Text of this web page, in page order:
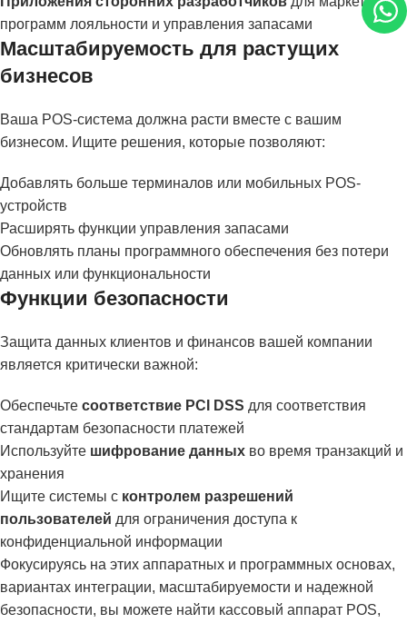
программ лояльности и управления запасами
Масштабируемость для растущих
бизнесов
Ваша POS-система должна расти вместе с вашим
бизнесом. Ищите решения, которые позволяют:
Добавлять больше терминалов или мобильных POS-
устройств
Расширять функции управления запасами
Обновлять планы программного обеспечения без потери
данных или функциональности
Функции безопасности
Защита данных клиентов и финансов вашей компании
является критически важной:
Обеспечьте соответствие PCI DSS для соответствия
стандартам безопасности платежей
Используйте шифрование данных во время транзакций и
хранения
Ищите системы с контролем разрешений
пользователей для ограничения доступа к
конфиденциальной информации
Фокусируясь на этих аппаратных и программных основах,
вариантах интеграции, масштабируемости и надежной
безопасности, вы можете найти кассовый аппарат POS,